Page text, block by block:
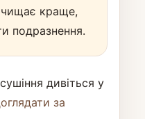
краще,
подразнення.
дивіться у
за